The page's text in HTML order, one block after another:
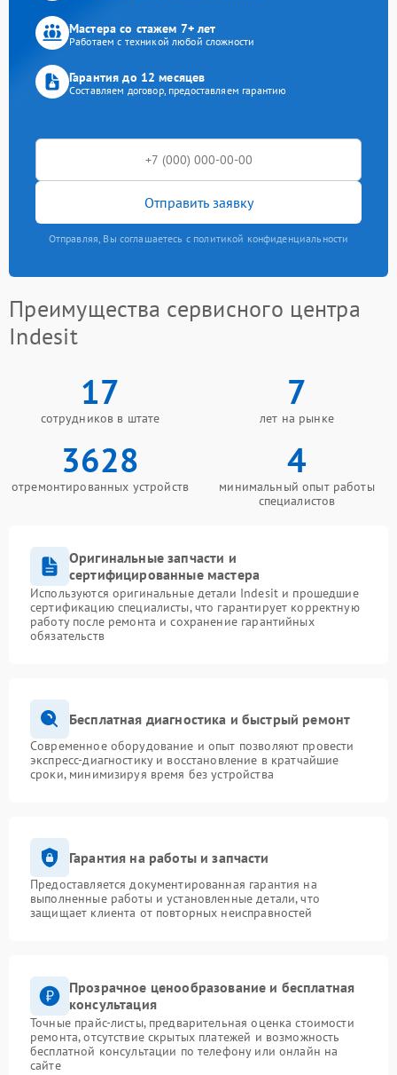
Мастера со стажем 7+ лет
Работаем с техникой любой сложности
Гарантия до 12 месяцев
Составляем договор, предоставляем гарантию
Отправить заявку
Отправляя, Вы соглашаетесь с политикой конфиденциальности
Преимущества сервисного центра
Indesit
17
сотрудников в штате
7
лет на рынке
3628
отремонтированных устройств
4
минимальный опыт работы
специалистов
Оригинальные запчасти и
сертифицированные мастера
Используются оригинальные детали Indesit и прошедшие
сертификацию специалисты, что гарантирует корректную
работу после ремонта и сохранение гарантийных
обязательств
Бесплатная диагностика и быстрый ремонт
Современное оборудование и опыт позволяют провести
экспресс-диагностику и восстановление в кратчайшие
сроки, минимизируя время без устройства
Гарантия на работы и запчасти
Предоставляется документированная гарантия на
выполненные работы и установленные детали, что
защищает клиента от повторных неисправностей
Прозрачное ценообразование и бесплатная
консультация
Точные прайс-листы, предварительная оценка стоимости
ремонта, отсутствие скрытых платежей и возможность
бесплатной консультации по телефону или онлайн на
сайте